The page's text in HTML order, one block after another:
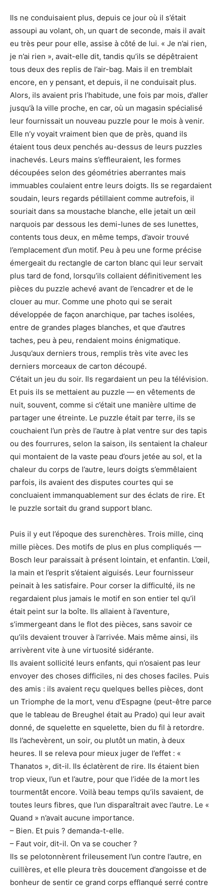
Ils ne conduisaient plus, depuis ce jour où il s’était
assoupi au volant, oh, un quart de seconde, mais il avait
eu très peur pour elle, assise à côté de lui. « Je n’ai rien,
je n’ai rien », avait-elle dit, tandis qu’ils se dépêtraient
tous deux des replis de l’air-bag. Mais il en tremblait
encore, en y pensant, et depuis, il ne conduisait plus.
Alors, ils avaient pris l’habitude, une fois par mois, d’aller
jusqu’à la ville proche, en car, où un magasin spécialisé
leur fournissait un nouveau puzzle pour le mois à venir.
Elle n’y voyait vraiment bien que de près, quand ils
étaient tous deux penchés au-dessus de leurs puzzles
inachevés. Leurs mains s’effleuraient, les formes
découpées selon des géométries aberrantes mais
immuables coulaient entre leurs doigts. Ils se regardaient
soudain, leurs regards pétillaient comme autrefois, il
souriait dans sa moustache blanche, elle jetait un œil
narquois par dessous les demi-lunes de ses lunettes,
contents tous deux, en même temps, d’avoir trouvé
l’emplacement d’un motif. Peu à peu une forme précise
émergeait du rectangle de carton blanc qui leur servait
plus tard de fond, lorsqu’ils collaient définitivement les
pièces du puzzle achevé avant de l’encadrer et de le
clouer au mur. Comme une photo qui se serait
développée de façon anarchique, par taches isolées,
entre de grandes plages blanches, et que d’autres
taches, peu à peu, rendaient moins énigmatique.
Jusqu’aux derniers trous, remplis très vite avec les
derniers morceaux de carton découpé.
C’était un jeu du soir. Ils regardaient un peu la télévision.
Et puis ils se mettaient au puzzle — en vêtements de
nuit, souvent, comme si c’était une manière ultime de
partager une étreinte. Le puzzle était par terre, ils se
couchaient l’un près de l’autre à plat ventre sur des tapis
ou des fourrures, selon la saison, ils sentaient la chaleur
qui montaient de la vaste peau d’ours jetée au sol, et la
chaleur du corps de l’autre, leurs doigts s’emmêlaient
parfois, ils avaient des disputes courtes qui se
concluaient immanquablement sur des éclats de rire. Et
le puzzle sortait du grand support blanc.
Puis il y eut l’époque des surenchères. Trois mille, cinq
mille pièces. Des motifs de plus en plus compliqués —
Bosch leur paraissait à présent lointain, et enfantin. L’œil,
la main et l’esprit s’étaient aiguisés. Leur fournisseur
peinait à les satisfaire. Pour corser la difficulté, ils ne
regardaient plus jamais le motif en son entier tel qu’il
était peint sur la boîte. Ils allaient à l’aventure,
s’immergeant dans le flot des pièces, sans savoir ce
qu’ils devaient trouver à l’arrivée. Mais même ainsi, ils
arrivèrent vite à une virtuosité sidérante.
Ils avaient sollicité leurs enfants, qui n’osaient pas leur
envoyer des choses difficiles, ni des choses faciles. Puis
des amis : ils avaient reçu quelques belles pièces, dont
un Triomphe de la mort, venu d’Espagne (peut-être parce
que le tableau de Breughel était au Prado) qui leur avait
donné, de squelette en squelette, bien du fil à retordre.
Ils l’achevèrent, un soir, ou plutôt un matin, à deux
heures. Il se releva pour mieux juger de l’effet : «
Thanatos », dit-il. Ils éclatèrent de rire. Ils étaient bien
trop vieux, l’un et l’autre, pour que l’idée de la mort les
tourmentât encore. Voilà beau temps qu’ils savaient, de
toutes leurs fibres, que l’un disparaîtrait avec l’autre. Le «
Quand » n’avait aucune importance.
– Bien. Et puis ? demanda-t-elle.
– Faut voir, dit-il. On va se coucher ?
Ils se pelotonnèrent frileusement l’un contre l’autre, en
cuillères, et elle pleura très doucement d’angoisse et de
bonheur de sentir ce grand corps efflanqué serré contre